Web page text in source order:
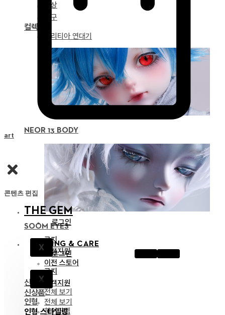
의상
도구
컬렉션
드리티아 연대기
NEOR 13 BODY
SOOM EYES
STYLING & CARE
로그인
X
공지
고객지원
신상품
전체 보기
인형 스타일링
콘텐츠 편집
THE GEM
로그인
X
공지
고객지원
이전 스토어
신상품
전체 보기
인형
하이퍼젬